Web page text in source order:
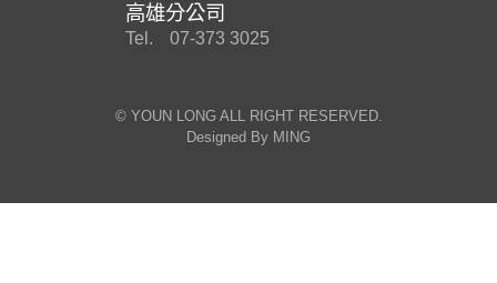
高雄分公司
Tel. 07-373 3025
©︎ YOUN LONG ALL RIGHT RESERVED.
Designed By MING